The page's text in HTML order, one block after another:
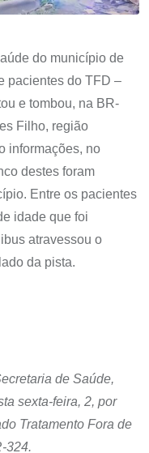
do município de
pacientes do TFD –
e tombou, na BR-
Filho, região
informações, no
destes foram
Entre os pacientes
idade que foi
atravessou o
da pista.
de Saúde,
sexta-feira, 2, por
Tratamento Fora de
324.